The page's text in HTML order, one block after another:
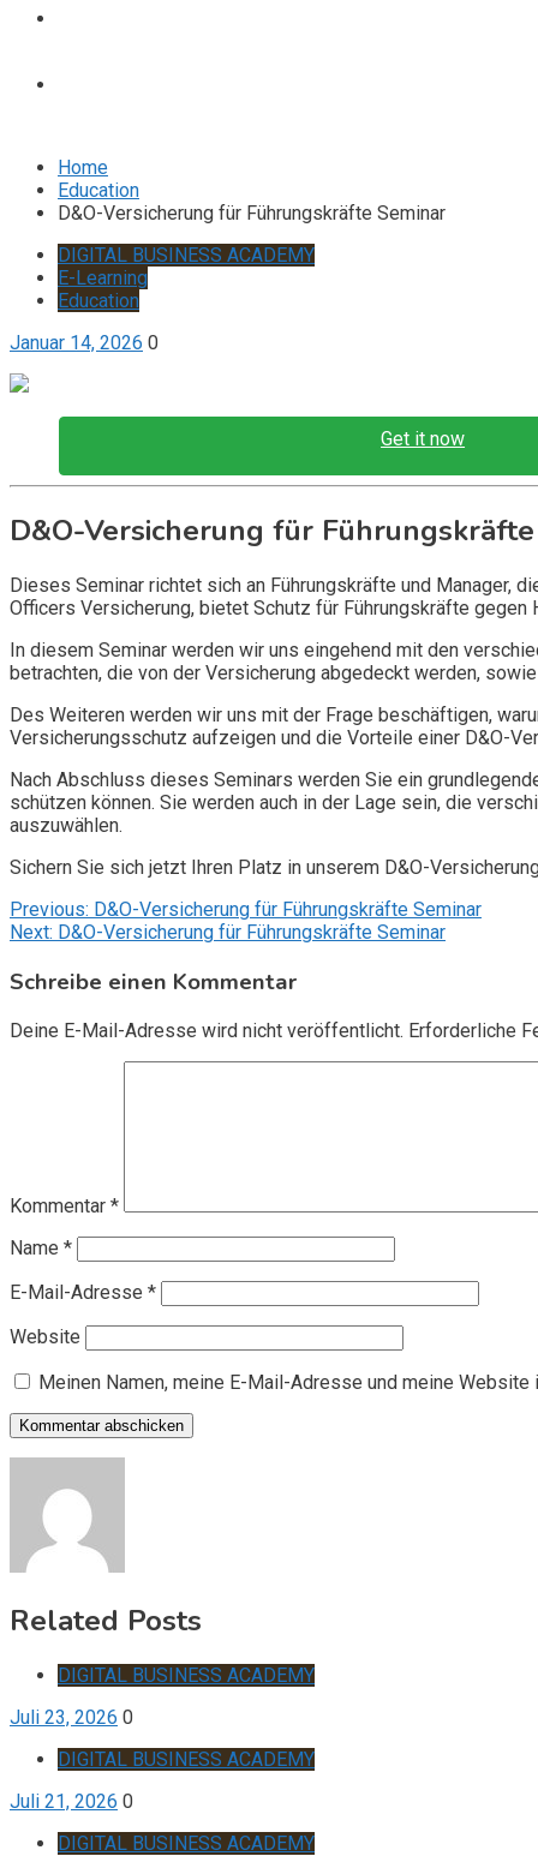
Home
Education
D&O-Versicherung für Führungskräfte Seminar
DIGITAL BUSINESS ACADEMY
E-Learning
Education
Januar 14, 2026 0
Get it now
D&O-Versicherung für
Dieses Seminar richtet sich an Führungskräfte und Manager,
Officers Versicherung, bietet Schutz für Führungskräfte
In diesem Seminar werden wir uns eingehend mit den
betrachten, die von der Versicherung abgedeckt werden,
Des Weiteren werden wir uns mit der Frage beschäftigen,
Versicherungsschutz aufzeigen und die Vorteile einer D&O-
Nach Abschluss dieses Seminars werden Sie ein
schützen können. Sie werden auch in der Lage sein, die
auszuwählen.
Sichern Sie sich jetzt Ihren Platz in unserem D&O-
Beitragsnavigation
Previous: D&O-Versicherung für Führungskräfte Seminar
Next: D&O-Versicherung für Führungskräfte Seminar
Schreibe einen Kommentar
Deine E-Mail-Adresse wird nicht veröffentlicht. Erforderliche
Kommentar *
Name *
E-Mail-Adresse *
Website
Meinen Namen, meine E-Mail-Adresse und meine
Related Posts
DIGITAL BUSINESS ACADEMY
Juli 23, 2026 0
DIGITAL BUSINESS ACADEMY
Juli 21, 2026 0
DIGITAL BUSINESS ACADEMY